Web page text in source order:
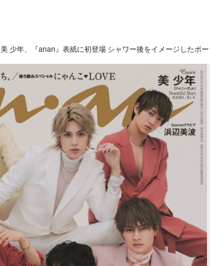
美 少年、『anan』表紙に初登場 シャワー後をイメージしたポ